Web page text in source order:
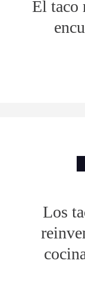
El taco
Los